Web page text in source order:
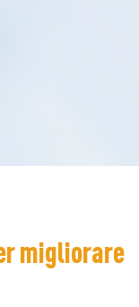
migliorare